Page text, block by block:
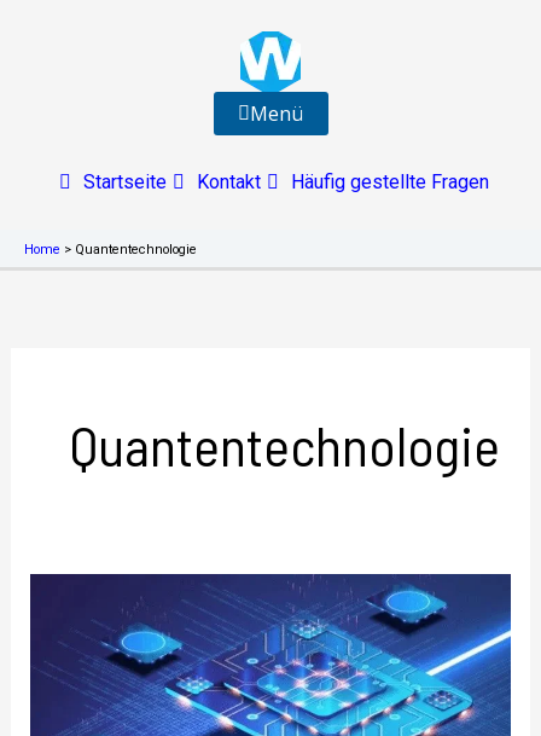
Menü
Startseite Kontakt Häufig gestellte Fragen
Home > Quantentechnologie
Quantentechnologie
rauschresistenten
Quantenschaltungen